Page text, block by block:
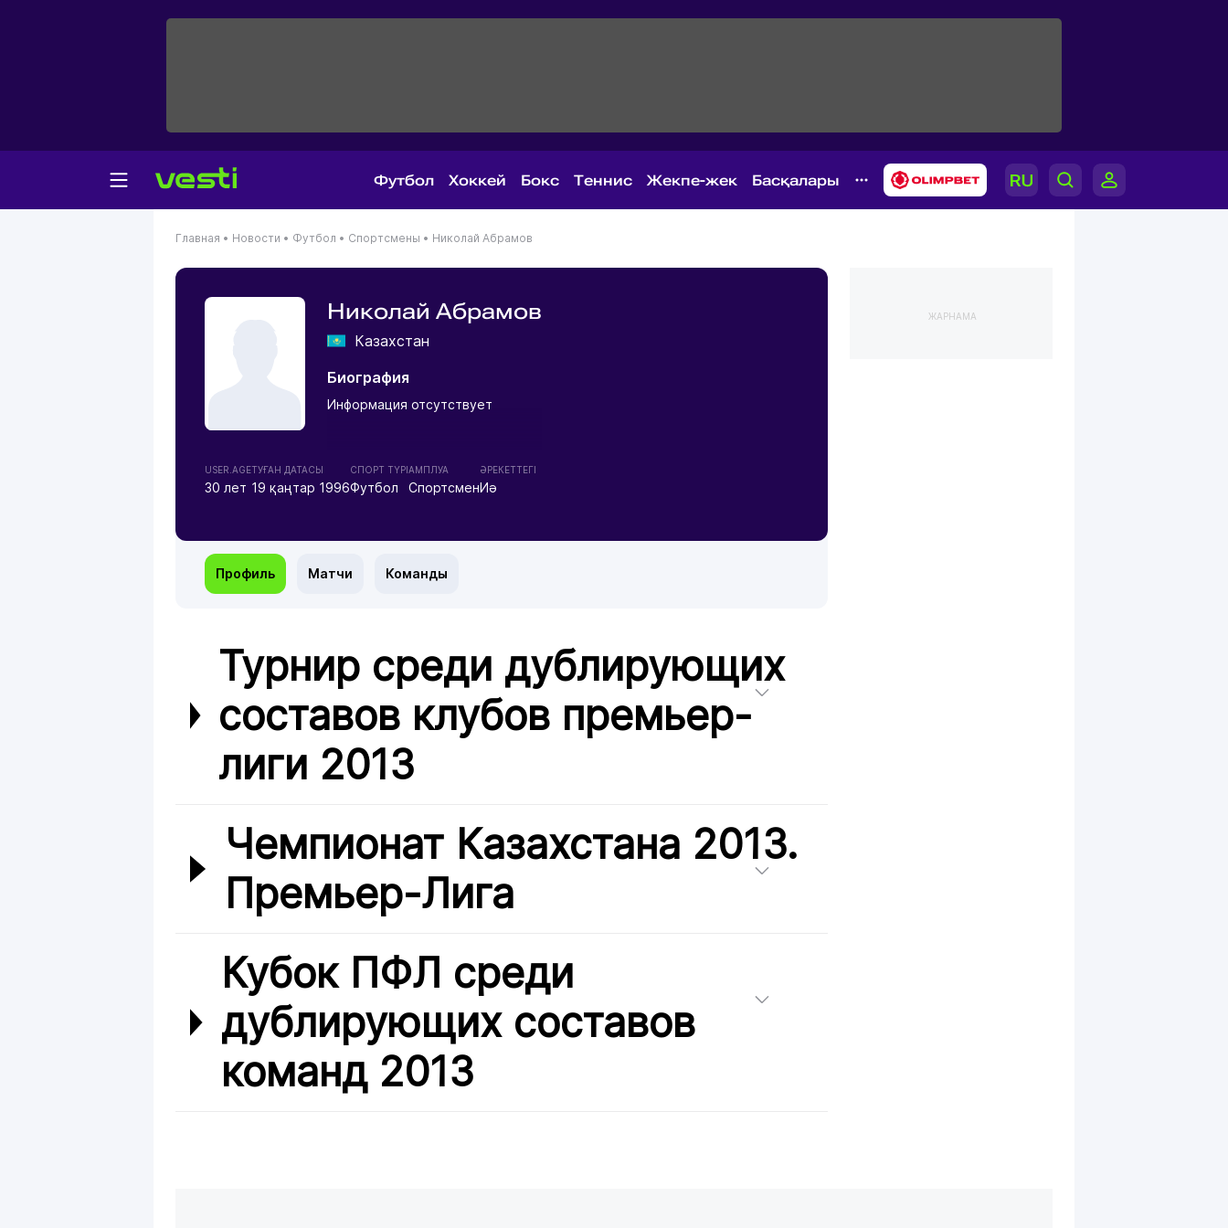
Футбол Хоккей Бокс Теннис Жекпе-жек Басқалары
Главная • Новости • Футбол • Спортсмены • Николай Абрамов
Николай Абрамов
Казахстан
Биография
Информация отсутствует
USER.AGE
30 лет
ТУҒАН ДАТАСЫ
19 қаңтар 1996
СПОРТ ТҮРІ
Футбол
АМПЛУА
Спортсмен
ӘРЕКЕТТЕГІ
Иә
Профиль Матчи Команды
Турнир среди дублирующих
составов клубов премьер-
лиги 2013
Чемпионат Казахстана 2013.
Премьер-Лига
Кубок ПФЛ среди
дублирующих составов
команд 2013
ЖАРНАМА